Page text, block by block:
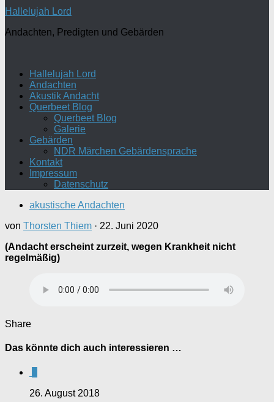
Hallelujah Lord
Andachten, Predigten und Gebärden
Hallelujah Lord
Andachten
Akustik Andacht
Querbeet Blog
Querbeet Blog
Galerie
Gebärden
NDR Märchen Gebärdensprache
Kontakt
Impressum
Datenschutz
akustische Andachten
von Thorsten Thiem · 22. Juni 2020
(Andacht erscheint zurzeit, wegen Krankheit nicht
regelmäßig)
Share
Das könnte dich auch interessieren …
26. August 2018